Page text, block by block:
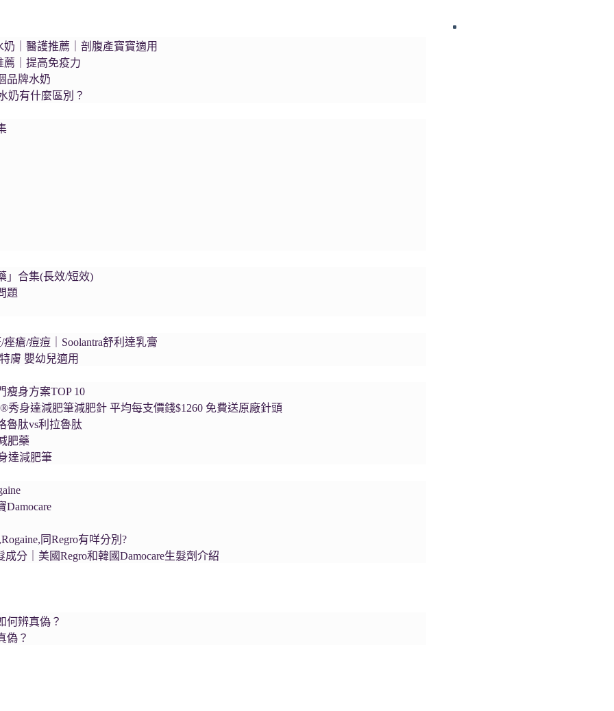
奶｜醫護推薦｜剖腹產寶寶適用
薦｜提高免疫力
品牌水奶
奶有什麼區別？
」合集(長效/短效)
題
瘡/痘痘｜Soolantra舒利達乳膏
膚 嬰幼兒適用
瘦身方案TOP 10
秀身達減肥筆減肥針 平均每支價錢$1260 免費送原廠針頭
魯肽vs利拉魯肽
肥藥
達減肥筆
同Regro有咩分別?
分｜美國Regro和韓國Damocare生髮劑介紹
何辨真偽？
偽？